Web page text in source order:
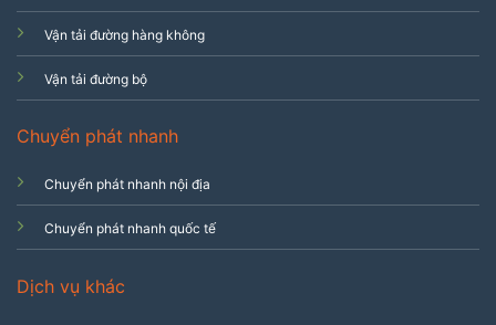
Vận tải đường hàng không
Vận tải đường bộ
Chuyển phát nhanh
Chuyển phát nhanh nội địa
Chuyển phát nhanh quốc tế
Dịch vụ khác